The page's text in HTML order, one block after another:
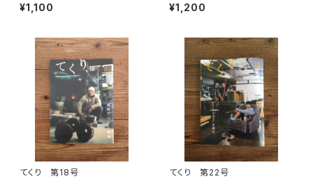
¥1,100
ル10周年記念ZINE
¥1,200
てくり 第18号 てくり 第22号